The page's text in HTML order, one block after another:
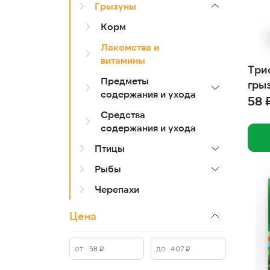
Грызуны
Корм
Лакомства и
витамины
Предметы
содержания и ухода
Средства
содержания и ухода
Птицы
Рыбы
Черепахи
Цена
58